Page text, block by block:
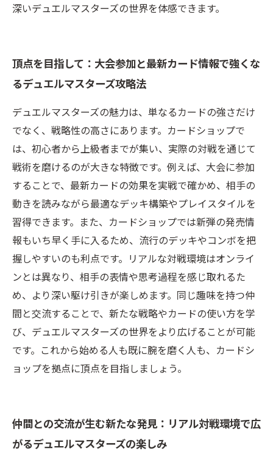
深いデュエルマスターズの世界を体感できます。
頂点を目指して：大会参加と最新カード情報で強くな
るデュエルマスターズ攻略法
デュエルマスターズの魅力は、単なるカードの強さだけ
でなく、戦略性の高さにあります。カードショップで
は、初心者から上級者までが集い、実際の対戦を通じて
戦術を磨けるのが大きな特徴です。例えば、大会に参加
することで、最新カードの効果を実戦で確かめ、相手の
動きを読みながら最適なデッキ構築やプレイスタイルを
習得できます。また、カードショップでは新弾の発売情
報もいち早く手に入るため、流行のデッキやコンボを把
握しやすいのも利点です。リアルな対戦環境はオンライ
ンとは異なり、相手の表情や思考過程を感じ取れるた
め、より深い駆け引きが楽しめます。同じ趣味を持つ仲
間と交流することで、新たな戦略やカードの使い方を学
び、デュエルマスターズの世界をより広げることが可能
です。これから始める人も既に腕を磨く人も、カードシ
ョップを拠点に頂点を目指しましょう。
仲間との交流が生む新たな発見：リアル対戦環境で広
がるデュエルマスターズの楽しみ